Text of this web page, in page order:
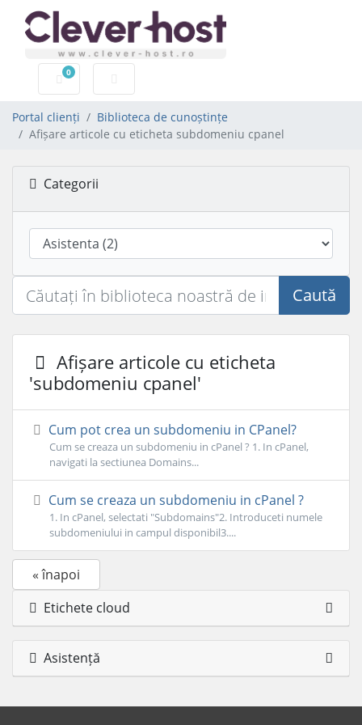
0
Coș de cumpărături
Portal clienți
Biblioteca de cunoștințe
Afișare articole cu eticheta subdomeniu cpanel
Categorii
Caută
Afișare articole cu eticheta
'subdomeniu cpanel'
Cum pot crea un subdomeniu in CPanel?
Cum se creaza un subdomeniu in cPanel ? 1. In cPanel,
navigati la sectiunea Domains...
Cum se creaza un subdomeniu in cPanel ?
1. In cPanel, selectati "Subdomains"2. Introduceti numele
subdomeniului in campul disponibil3....
« înapoi
Etichete cloud
Asistență